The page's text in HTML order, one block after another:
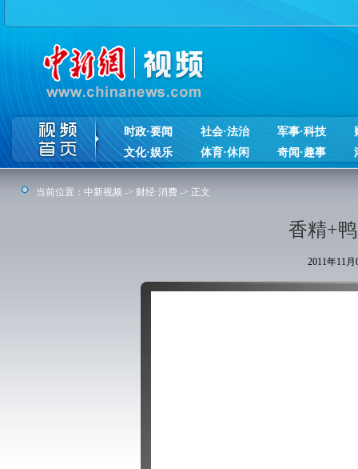
时政·要闻 社会·法治 军事·科技
文化·娱乐
体育·休闲 奇闻·趣事
当前位置： 中新视频 -> 财经·消费 -> 正文
香精+
2011年11